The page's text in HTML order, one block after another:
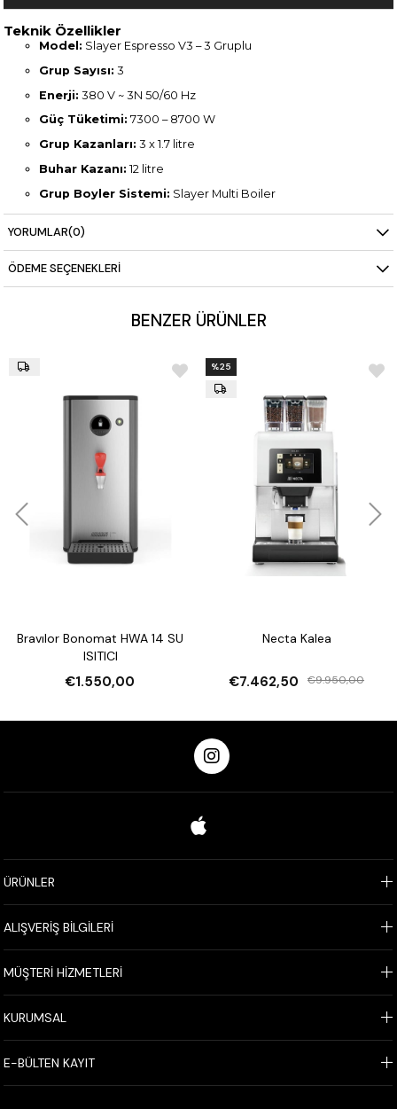
Teknik Özellikler
Model: Slayer Espresso V3 – 3 Gruplu
Grup Sayısı: 3
Enerji: 380 V ~ 3N 50/60 Hz
Güç Tüketimi: 7300 – 8700 W
Grup Kazanları: 3 x 1.7 litre
Buhar Kazanı: 12 litre
Grup Boyler Sistemi: Slayer Multi Boiler
Pompa Tipi:Rotary
Buhar Çubuğu:
Boyutlar (G x D x Y):1030 x 675 x 435 mm
YORUMLAR(0)
ÖDEME SEÇENEKLERI
BENZER ÜRÜNLER
Bravılor Bonomat HWA 14 SU
ISITICI
€1.550,00
Necta Kalea
€7.462,50 €9.950,00
%25
ÜRÜNLER
ALIŞVERİŞ BİLGİLERİ
MÜŞTERİ HİZMETLERİ
KURUMSAL
E-BÜLTEN KAYIT